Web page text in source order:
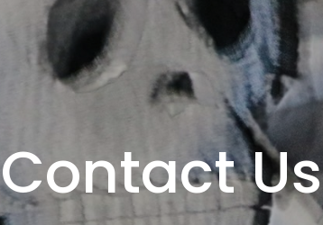
Contact Us